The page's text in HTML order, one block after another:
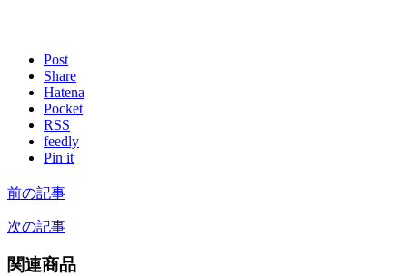
Post
Share
Hatena
Pocket
RSS
feedly
Pin it
前の記事
次の記事
関連商品